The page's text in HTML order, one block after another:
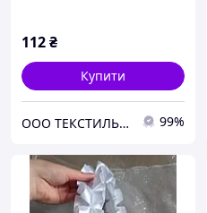
112₴
Купити
ООО ТЕКСТИЛЬ ГРУП 99%